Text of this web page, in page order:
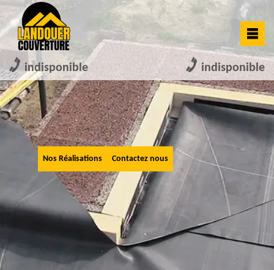
indisponible indisponible
Nos Réalisations Contactez nous